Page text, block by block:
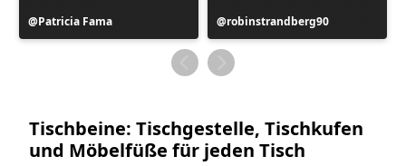
Beitrag
veröffentlicht
Patricia Fama
Beitrag
veröffentlicht
von
robinstrandberg90
Tischbeine: Tischgestelle, Tischkufen
und Möbelfüße für jeden Tisch